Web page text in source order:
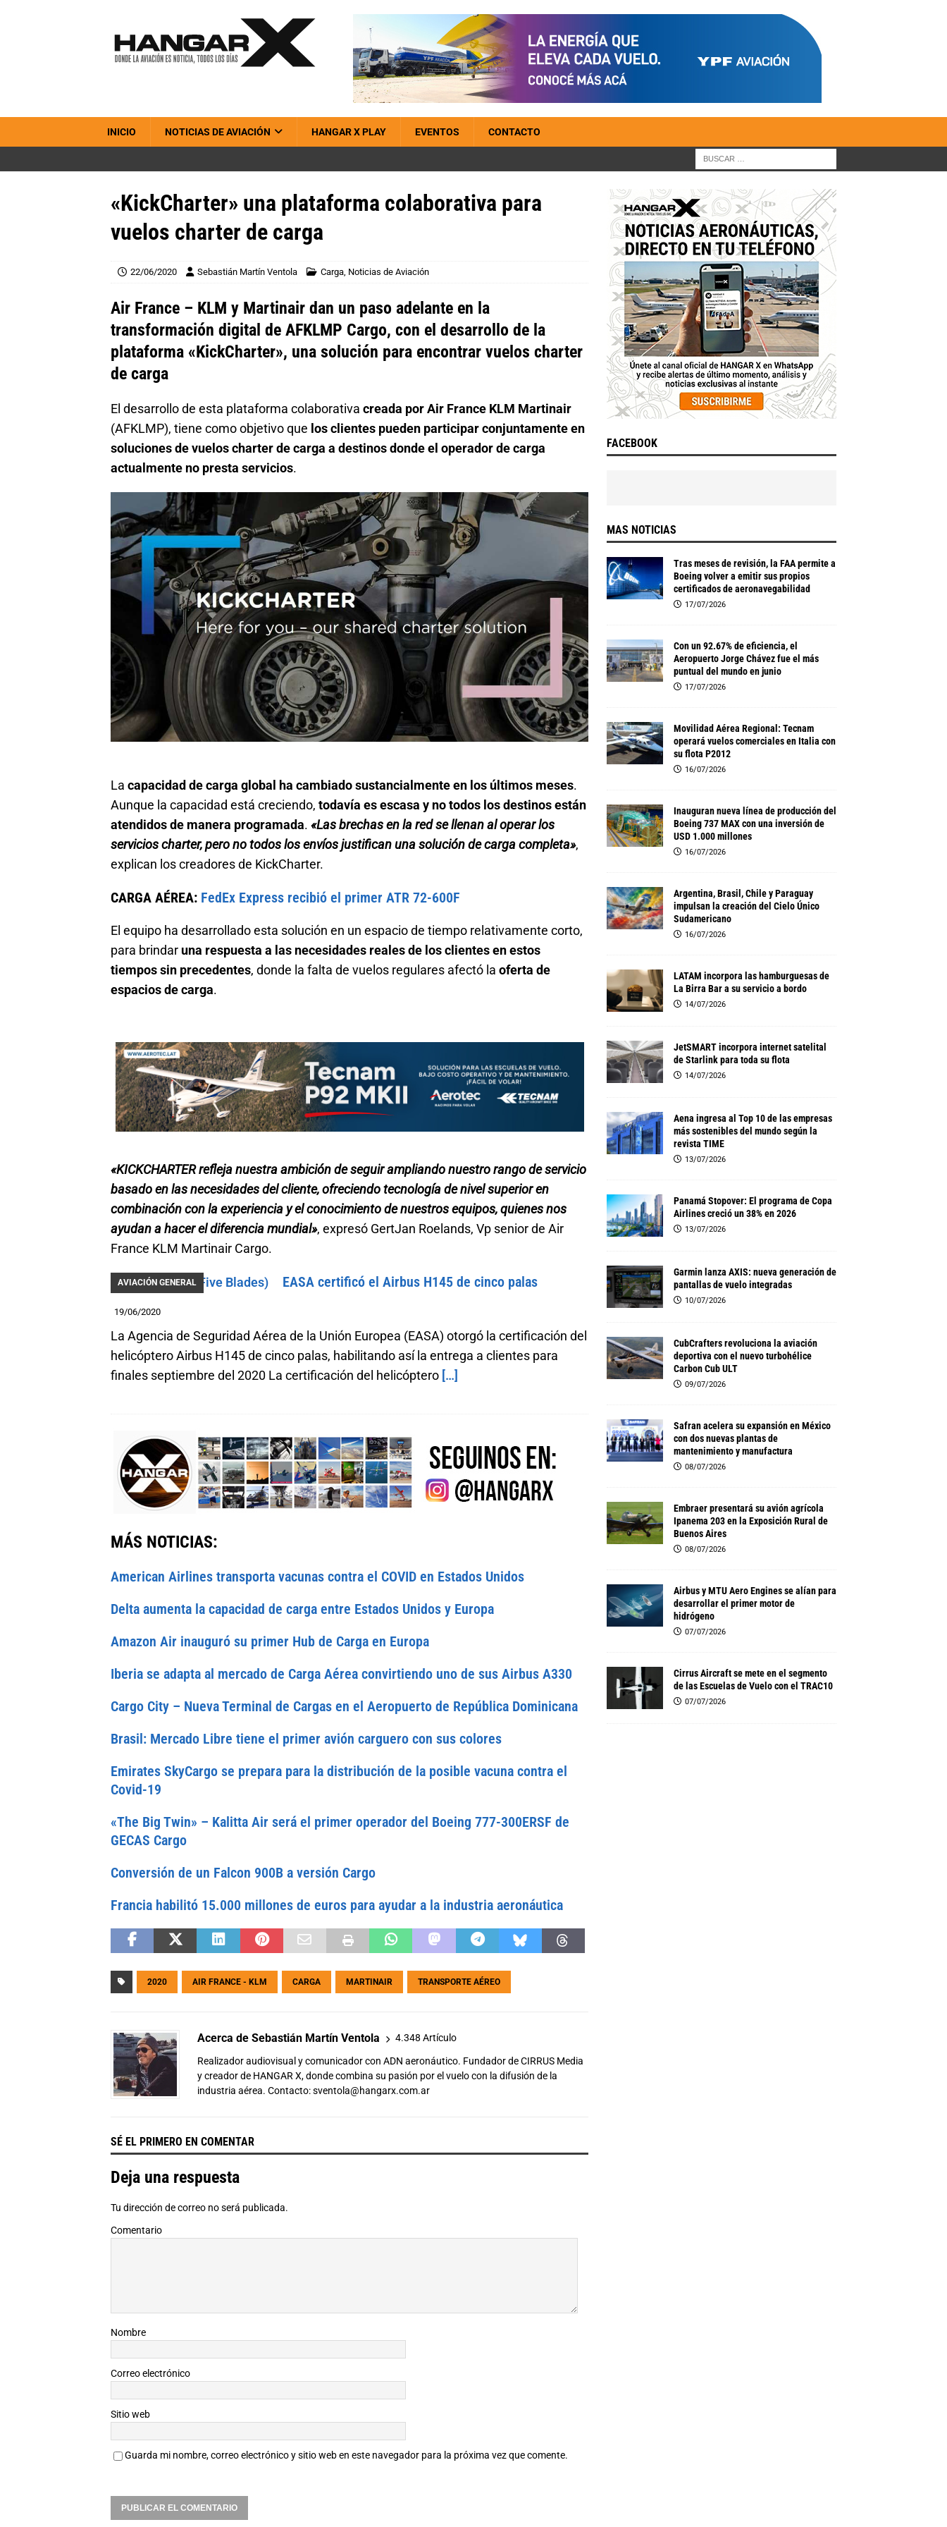
INICIO NOTICIAS DE AVIACIÓN HANGAR X PLAY EVENTOS CONTACTO
«KickCharter» una plataforma colaborativa para
vuelos charter de carga
22/06/2020 Sebastián Martín Ventola Carga, Noticias de Aviación
Air France – KLM y Martinair dan un paso adelante en la
transformación digital de AFKLMP Cargo, con el desarrollo de la
plataforma «KickCharter», una solución para encontrar vuelos charter
de carga
El desarrollo de esta plataforma colaborativa creada por Air France KLM Martinair
(AFKLMP), tiene como objetivo que los clientes pueden participar conjuntamente en
soluciones de vuelos charter de carga a destinos donde el operador de carga
actualmente no presta servicios.
La capacidad de carga global ha cambiado sustancialmente en los últimos meses.
Aunque la capacidad está creciendo, todavía es escasa y no todos los destinos están
atendidos de manera programada. «Las brechas en la red se llenan al operar los
servicios charter, pero no todos los envíos justifican una solución de carga completa»,
explican los creadores de KickCharter.
CARGA AÉREA: FedEx Express recibió el primer ATR 72-600F
El equipo ha desarrollado esta solución en un espacio de tiempo relativamente corto,
para brindar una respuesta a las necesidades reales de los clientes en estos
tiempos sin precedentes, donde la falta de vuelos regulares afectó la oferta de
espacios de carga.
«KICKCHARTER refleja nuestra ambición de seguir ampliando nuestro rango de servicio
basado en las necesidades del cliente, ofreciendo tecnología de nivel superior en
combinación con la experiencia y el conocimiento de nuestros equipos, quienes nos
ayudan a hacer el diferencia mundial», expresó GertJan Roelands, Vp senior de Air
France KLM Martinair Cargo.
AVIACIÓN GENERAL EASA certificó el Airbus H145 de cinco palas
19/06/2020
La Agencia de Seguridad Aérea de la Unión Europea (EASA) otorgó la certificación del
helicóptero Airbus H145 de cinco palas, habilitando así la entrega a clientes para
finales septiembre del 2020 La certificación del helicóptero […]
MÁS NOTICIAS:
American Airlines transporta vacunas contra el COVID en Estados Unidos
Delta aumenta la capacidad de carga entre Estados Unidos y Europa
Amazon Air inauguró su primer Hub de Carga en Europa
Iberia se adapta al mercado de Carga Aérea convirtiendo uno de sus Airbus A330
Cargo City – Nueva Terminal de Cargas en el Aeropuerto de República Dominicana
Brasil: Mercado Libre tiene el primer avión carguero con sus colores
Emirates SkyCargo se prepara para la distribución de la posible vacuna contra el
Covid-19
«The Big Twin» – Kalitta Air será el primer operador del Boeing 777-300ERSF de
GECAS Cargo
Conversión de un Falcon 900B a versión Cargo
Francia habilitó 15.000 millones de euros para ayudar a la industria aeronáutica
2020 AIR FRANCE - KLM CARGA MARTINAIR TRANSPORTE AÉREO
Acerca de Sebastián Martín Ventola 4.348 Artículo
Realizador audiovisual y comunicador con ADN aeronáutico. Fundador de CIRRUS Media
y creador de HANGAR X, donde combina su pasión por el vuelo con la difusión de la
industria aérea. Contacto:sventola@hangarx.com.ar
SÉ EL PRIMERO EN COMENTAR
Deja una respuesta
Tu dirección de correo no será publicada.
Comentario
Nombre
Correo electrónico
Sitio web
Guarda mi nombre, correo electrónico y sitio web en este navegador para la próxima vez que comente.
FACEBOOK
MAS NOTICIAS
Tras meses de revisión, la FAA permite a
Boeing volver a emitir sus propios
certificados de aeronavegabilidad
17/07/2026
Con un 92.67% de eficiencia, el
Aeropuerto Jorge Chávez fue el más
puntual del mundo en junio
17/07/2026
Movilidad Aérea Regional: Tecnam
operará vuelos comerciales en Italia con
su flota P2012
16/07/2026
Inauguran nueva línea de producción del
Boeing 737 MAX con una inversión de
USD 1.000 millones
16/07/2026
Argentina, Brasil, Chile y Paraguay
impulsan la creación del Cielo Único
Sudamericano
16/07/2026
LATAM incorpora las hamburguesas de
La Birra Bar a su servicio a bordo
14/07/2026
JetSMART incorpora internet satelital
de Starlink para toda su flota
14/07/2026
Aena ingresa al Top 10 de las empresas
más sostenibles del mundo según la
revista TIME
13/07/2026
Panamá Stopover: El programa de Copa
Airlines creció un 38% en 2026
13/07/2026
Garmin lanza AXIS: nueva generación de
pantallas de vuelo integradas
10/07/2026
CubCrafters revoluciona la aviación
deportiva con el nuevo turbohélice
Carbon Cub ULT
09/07/2026
Safran acelera su expansión en México
con dos nuevas plantas de
mantenimiento y manufactura
08/07/2026
Embraer presentará su avión agrícola
Ipanema 203 en la Exposición Rural de
Buenos Aires
08/07/2026
Airbus y MTU Aero Engines se alían para
desarrollar el primer motor de
hidrógeno
07/07/2026
Cirrus Aircraft se mete en el segmento
de las Escuelas de Vuelo con el TRAC10
07/07/2026